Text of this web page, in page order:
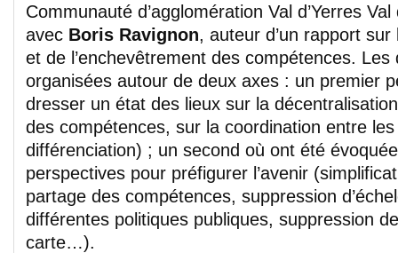
Communauté d’agglomération Val d’Yerres
avec Boris Ravignon, auteur d’un rapport
et de l’enchevêtrement des compétences.
organisées autour de deux axes : un premier
dresser un état des lieux sur la
des compétences, sur la coordination entre
différenciation) ; un second où ont été
perspectives pour préfigurer l’avenir
partage des compétences, suppression
différentes politiques publiques, suppression
carte…).